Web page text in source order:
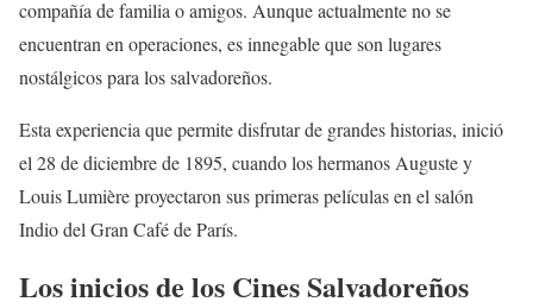
compañía de familia o amigos. Aunque actualmente no se
encuentran en operaciones, es innegable que son lugares
nostálgicos para los salvadoreños.
Esta experiencia que permite disfrutar de grandes historias, inició
el 28 de diciembre de 1895, cuando los hermanos Auguste y
Louis Lumière proyectaron sus primeras películas en el salón
Indio del Gran Café de París.
Los inicios de los Cines Salvadoreños